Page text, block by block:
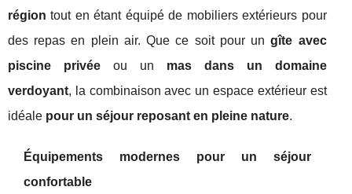
région tout en étant équipé de mobiliers extérieurs pour
des repas en plein air. Que ce soit pour ungîte avec
piscine privéeou un mas dans un domaine
verdoyant, la combinaison avec un espace extérieur est
idéale pour un séjour reposant en pleine nature.
Équipements modernes pour un séjour
confortable